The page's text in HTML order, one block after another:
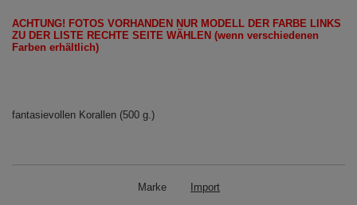
ACHTUNG! FOTOS VORHANDEN NUR MODELL DER FARBE LINKS
ZU DER LISTE RECHTE SEITE WÄHLEN (wenn verschiedenen
Farben erhältlich)
fantasievollen Korallen (500 g.)
Marke Import